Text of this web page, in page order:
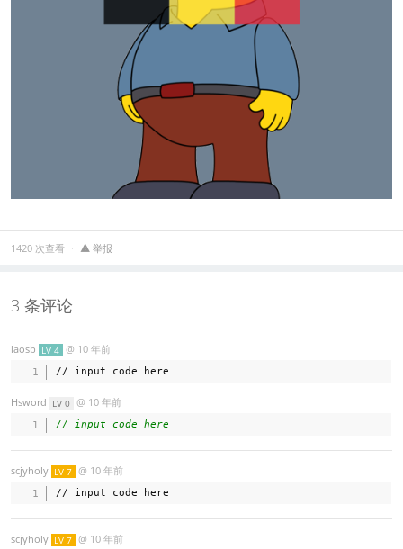
1420 次查看 举报
3 条评论
laosb LV 4 @ 10 年前
Hsword LV 0 @ 10 年前
// input code here
scjyholy LV 7 @ 10 年前
scjyholy LV 7 @ 10 年前